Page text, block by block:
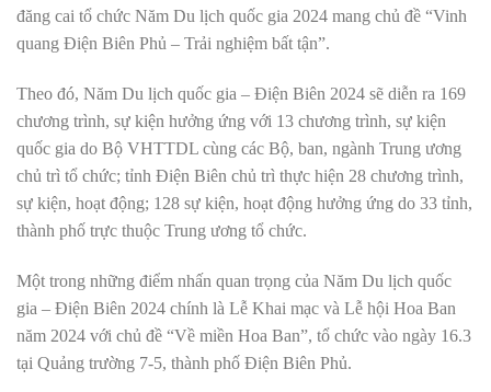
đăng cai tổ chức Năm Du lịch quốc gia 2024 mang chủ đề “Vinh
quang Điện Biên Phủ – Trải nghiệm bất tận”.
Theo đó, Năm Du lịch quốc gia – Điện Biên 2024 sẽ diễn ra 169
chương trình, sự kiện hưởng ứng với 13 chương trình, sự kiện
quốc gia do Bộ VHTTDL cùng các Bộ, ban, ngành Trung ương
chủ trì tổ chức; tỉnh Điện Biên chủ trì thực hiện 28 chương trình,
sự kiện, hoạt động; 128 sự kiện, hoạt động hưởng ứng do 33 tỉnh,
thành phố trực thuộc Trung ương tổ chức.
Một trong những điểm nhấn quan trọng của Năm Du lịch quốc
gia – Điện Biên 2024 chính là Lễ Khai mạc và Lễ hội Hoa Ban
năm 2024 với chủ đề “Về miền Hoa Ban”, tổ chức vào ngày 16.3
tại Quảng trường 7-5, thành phố Điện Biên Phủ.